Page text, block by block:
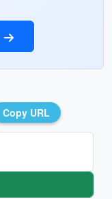
Copy URL